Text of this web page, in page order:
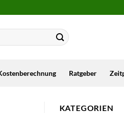
Ratgeber
KATEGORIEN